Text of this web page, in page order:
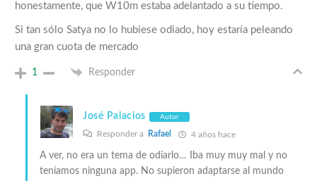
honestamente, que W10m estaba adelantado a su tiempo.
Si tan sólo Satya no lo hubiese odiado, hoy estaría peleando
una gran cuota de mercado
1 Responder
José Palacios Autor
Responder a Rafael 4 años hace
A ver, no era un tema de odiarlo… Iba muy muy mal y no
teníamos ninguna app. No supieron adaptarse al mundo